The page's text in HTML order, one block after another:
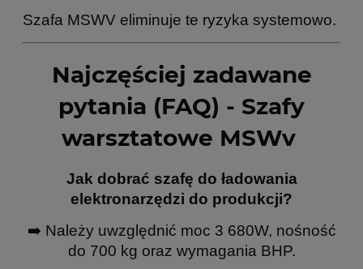
Szafa MSWV eliminuje te ryzyka systemowo.
Najczęściej zadawane
pytania (FAQ) - Szafy
warsztatowe MSWv
Jak dobrać szafę do ładowania
elektronarzędzi do produkcji?
➡️ Należy uwzględnić moc 3 680W, nośność
do 700 kg oraz wymagania BHP.